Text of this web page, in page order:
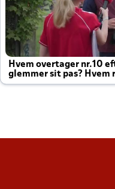
Hvem overtager nr.10
glemmer sit pas? Hvem
altid til efter kampe?